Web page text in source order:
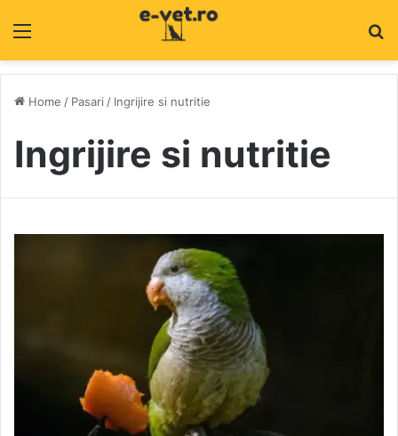
Home / Pasari / Ingrijire si nutritie
Ingrijire si nutritie